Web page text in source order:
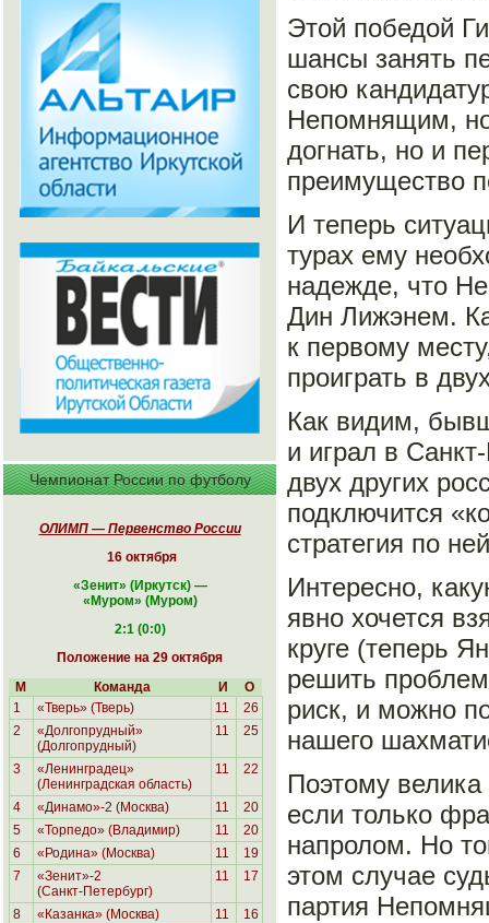
Чемпионат России по футболу
ОЛИМП — Первенство России
16 октября
«Зенит» (Иркутск) —
«Муром» (Муром)
2:1 (0:0)
Положение на 29 октября
М
Команда И
О
1
«Тверь» (Тверь) 11
26
2
«Долгопрудный»
(Долгопрудный)
11 25
3
«Ленинградец»
(Ленинградская область)
11 22
4 «Динамо»-2 (Москва) 11
20
5
«Торпедо» (Владимир) 11
20
6
«Родина» (Москва) 11
19
7
«Зенит»-2
(Санкт-Петербург)
11 17
8 «Казанка» (Москва) 11
16
Этой победой
шансы занять
свою
Непомнящим,
догнать, но и
преимущество
И теперь
турах ему
надежде, что
Дин Лижэнем.
к первому
проиграть в
Как видим,
и играл в
двух других
подключится
стратегия по
Интересно,
явно хочется
круге (теперь
решить
риск, и можно
нашего
Поэтому велика
если только
напролом. Но
этом случае
партия